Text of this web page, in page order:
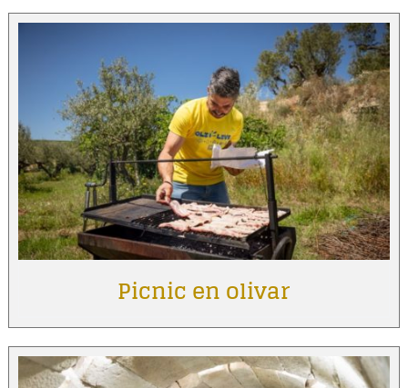
Picnic en olivar